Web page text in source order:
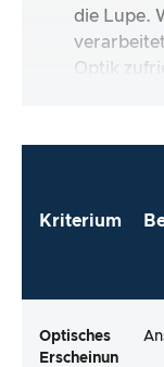
die Lupe.
Optik
Kriterium
Optisches
Erscheinun